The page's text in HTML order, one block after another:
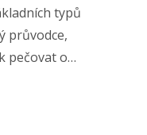
typů
průvodce,
pečovat o